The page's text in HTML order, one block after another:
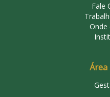
Fale
Onde